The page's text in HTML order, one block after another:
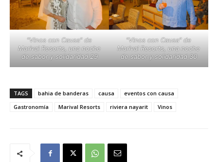
"Vinos con Causa" de
Marival Resorts, una noche
de sabor y solidaridad 29
"Vinos con Causa" de
Marival Resorts, una noche
de sabor y solidaridad 30
TAGS bahia de banderas causa
eventos con causa
Gastronomía
Marival Resorts riviera nayarit Vinos